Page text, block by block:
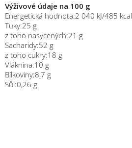
Výživové údaje na 100 g
Energetická hodnota:2 040 kJ/485 kcal
Tuky:25 g
z toho nasycených:21 g
Sacharidy:52 g
z toho cukry:18 g
Vláknina:10 g
Bílkoviny:8,7 g
Sůl:0,26 g